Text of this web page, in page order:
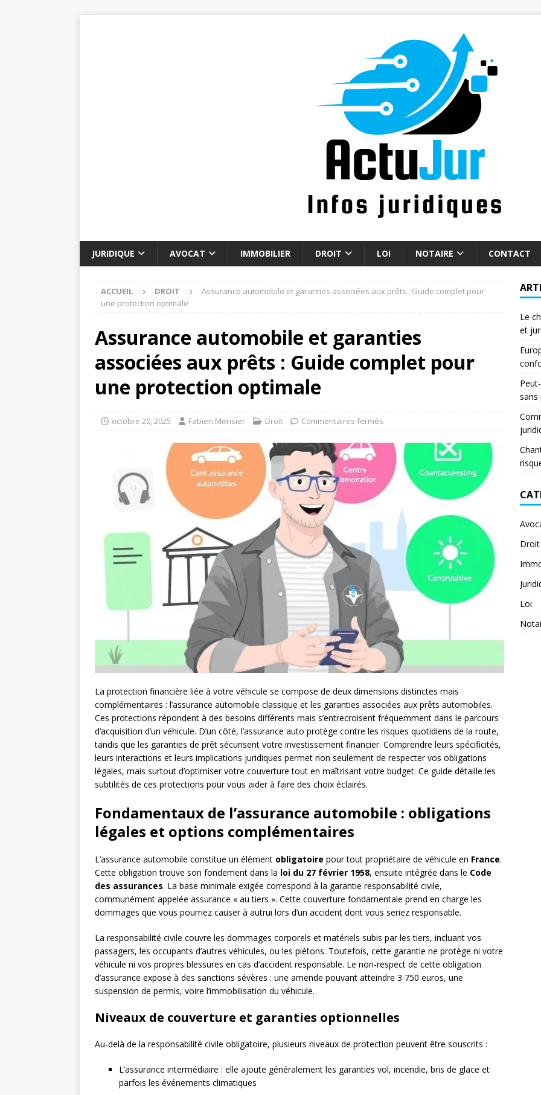
JURIDIQUE AVOCAT IMMOBILIER DROIT LOI NOTAIRE CONTACT
ACCUEIL DROIT
Assurance automobile et garanties associées aux prêts : Guide complet pour
une protection optimale
Assurance automobile et garanties
associées aux prêts : Guide complet pour
une protection optimale
octobre 20, 2025 Fabien Merisier Droit Commentaires fermés
La protection financière liée à votre véhicule se compose de deux dimensions distinctes mais
complémentaires : l’assurance automobile classique et les garanties associées aux prêts automobiles.
Ces protections répondent à des besoins différents mais s’entrecroisent fréquemment dans le parcours
d’acquisition d’un véhicule. D’un côté, l’assurance auto protège contre les risques quotidiens de la route,
tandis que les garanties de prêt sécurisent votre investissement financier. Comprendre leurs spécificités,
leurs interactions et leurs implications juridiques permet non seulement de respecter vos obligations
légales, mais surtout d’optimiser votre couverture tout en maîtrisant votre budget. Ce guide détaille les
subtilités de ces protections pour vous aider à faire des choix éclairés.
Fondamentaux de l’assurance automobile : obligations
légales et options complémentaires
L’assurance automobile constitue un élément obligatoire pour tout propriétaire de véhicule en France.
Cette obligation trouve son fondement dans la loi du 27 février 1958, ensuite intégrée dans le Code
des assurances. La base minimale exigée correspond à la garantie responsabilité civile,
communément appelée assurance « au tiers ». Cette couverture fondamentale prend en charge les
dommages que vous pourriez causer à autrui lors d’un accident dont vous seriez responsable.
La responsabilité civile couvre les dommages corporels et matériels subis par les tiers, incluant vos
passagers, les occupants d’autres véhicules, ou les piétons. Toutefois, cette garantie ne protège ni votre
véhicule ni vos propres blessures en cas d’accident responsable. Le non-respect de cette obligation
d’assurance expose à des sanctions sévères : une amende pouvant atteindre 3 750 euros, une
suspension de permis, voire l’immobilisation du véhicule.
Niveaux de couverture et garanties optionnelles
Au-delà de la responsabilité civile obligatoire, plusieurs niveaux de protection peuvent être souscrits :
L’assurance intermédiaire : elle ajoute généralement les garanties vol, incendie, bris de glace et
parfois les événements climatiques
Le
et
sans
Droit
Loi